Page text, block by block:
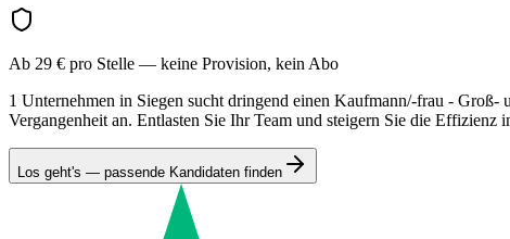
Ab 29 € pro Stelle — keine Provision, kein Abo
1 Unternehmen in Siegen sucht dringend einen Kaufmann/-frau -
Vergangenheit an. Entlasten Sie Ihr Team und steigern Sie die Effizienz
Los geht's — passende Kandidaten finden